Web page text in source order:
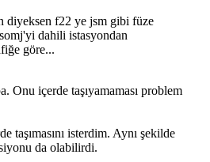
diyeksen f22 ye jsm gibi füze
dahili istasyondan
göre...
Onu içerde taşıyamaması problem
taşımasını isterdim. Aynı şekilde
da olabilirdi.